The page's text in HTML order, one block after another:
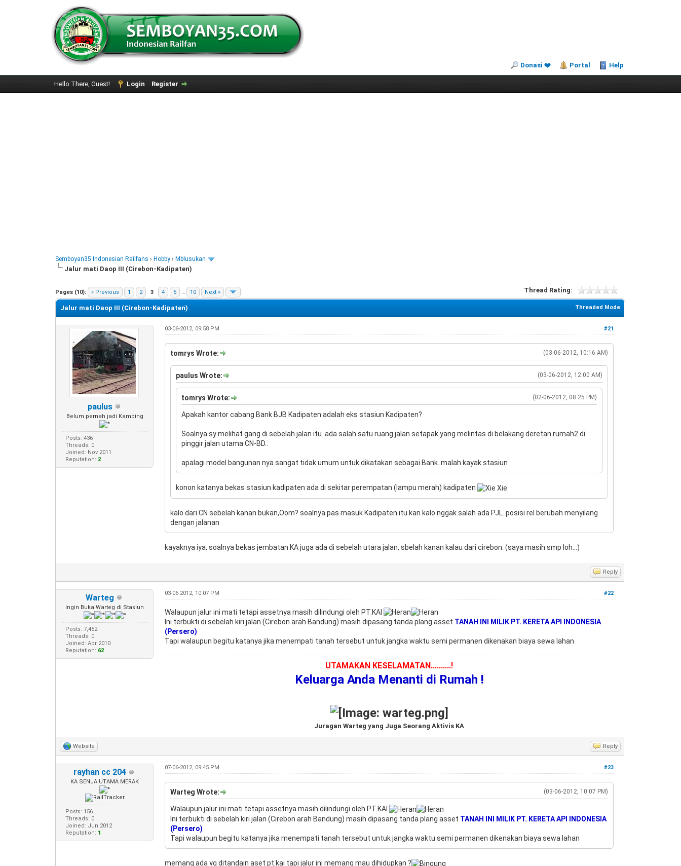
Donasi ❤️ Portal Help
Hello There, Guest! Login Register
Semboyan35 Indonesian Railfans › Hobby › Mblusukan
Jalur mati Daop III (Cirebon-Kadipaten)
Pages (10): « Previous 1 2 3 4 5 … 10 Next » Thread Rating:
0 Vote(s) - 0 Average
12345
Threaded Mode
Jalur mati Daop III (Cirebon-Kadipaten)
paulus
Belum pernah jadi Kambing
Posts: 436
Threads: 0
Joined: Nov 2011
Reputation: 2
#21
03-06-2012, 09:58 PM
(03-06-2012, 10:16 AM)
tomrys Wrote:
(03-06-2012, 12:00 AM)
paulus Wrote:
(02-06-2012, 08:25 PM)
tomrys Wrote:
Apakah kantor cabang Bank BJB Kadipaten adalah eks stasiun Kadipaten?
Soalnya sy melihat gang di sebelah jalan itu..ada salah satu ruang jalan setapak yang melintas di belakang deretan rumah2 di
pinggir jalan utama CN-BD..
apalagi model bangunan nya sangat tidak umum untuk dikatakan sebagai Bank..malah kayak stasiun
konon katanya bekas stasiun kadipaten ada di sekitar perempatan (lampu merah) kadipaten
kalo dari CN sebelah kanan bukan,Oom? soalnya pas masuk Kadipaten itu kan kalo nggak salah ada PJL..posisi rel berubah menyilang
dengan jalanan
kayaknya iya, soalnya bekas jembatan KA juga ada di sebelah utara jalan, sbelah kanan kalau dari cirebon. (saya masih smp loh...)
Reply
Warteg
Ingin Buka Warteg di Stasiun
Posts: 7,452
Threads: 0
Joined: Apr 2010
Reputation: 62
#22
03-06-2012, 10:07 PM
Walaupun jalur ini mati tetapi assetnya masih dilindungi oleh PT.KAI
Ini terbukti di sebelah kiri jalan (Cirebon arah Bandung) masih dipasang tanda plang asset TANAH INI MILIK PT. KERETA API INDONESIA
(Persero)
Tapi walaupun begitu katanya jika menempati tanah tersebut untuk jangka waktu semi permanen dikenakan biaya sewa lahan
UTAMAKAN KESELAMATAN..........!
Keluarga Anda Menanti di Rumah !
Juragan Warteg yang Juga Seorang Aktivis KA
Website Reply
rayhan cc 204
KA SENJA UTAMA MERAK
Posts: 156
Threads: 0
Joined: Jun 2012
Reputation: 1
#23
07-06-2012, 09:45 PM
(03-06-2012, 10:07 PM)
Warteg Wrote:
Walaupun jalur ini mati tetapi assetnya masih dilindungi oleh PT.KAI
Ini terbukti di sebelah kiri jalan (Cirebon arah Bandung) masih dipasang tanda plang asset TANAH INI MILIK PT. KERETA API INDONESIA
(Persero)
Tapi walaupun begitu katanya jika menempati tanah tersebut untuk jangka waktu semi permanen dikenakan biaya sewa lahan
memang ada yg ditandain aset pt.kai tapi jalur ini memang mau dihidupkan ?